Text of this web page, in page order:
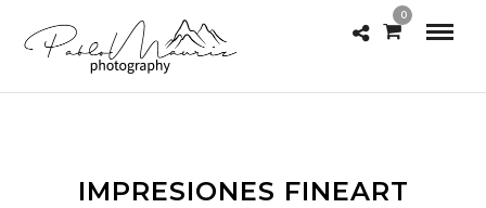
0
IMPRESIONES FINEART